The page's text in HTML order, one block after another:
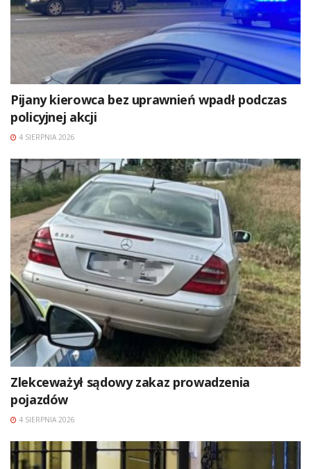
Pijany kierowca bez uprawnień wpadł podczas
policyjnej akcji
4 SIERPNIA 2026
Zlekceważył sądowy zakaz prowadzenia
pojazdów
4 SIERPNIA 2026